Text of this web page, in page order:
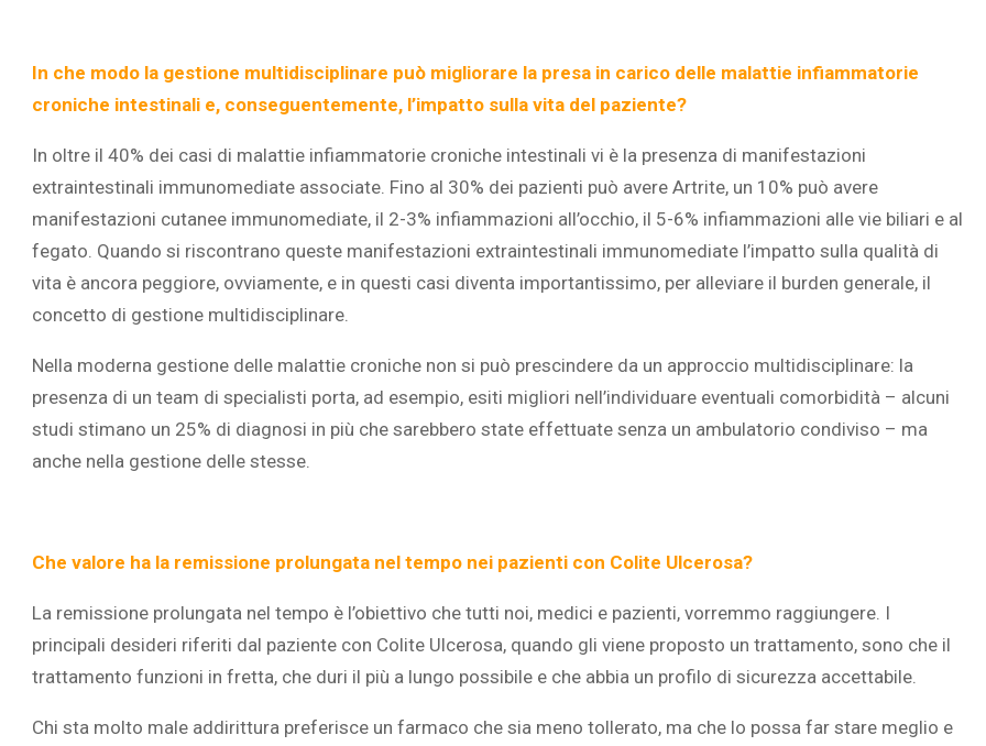
In che modo la gestione multidisciplinare può migliorare la presa in carico delle malattie infiammatorie
croniche intestinali e, conseguentemente, l’impatto sulla vita del paziente?
In oltre il 40% dei casi di malattie infiammatorie croniche intestinali vi è la presenza di manifestazioni
extraintestinali immunomediate associate. Fino al 30% dei pazienti può avere Artrite, un 10% può avere
manifestazioni cutanee immunomediate, il 2-3% infiammazioni all’occhio, il 5-6% infiammazioni alle vie biliari e al
fegato. Quando si riscontrano queste manifestazioni extraintestinali immunomediate l’impatto sulla qualità di
vita è ancora peggiore, ovviamente, e in questi casi diventa importantissimo, per alleviare il burden generale, il
concetto di gestione multidisciplinare.
Nella moderna gestione delle malattie croniche non si può prescindere da un approccio multidisciplinare: la
presenza di un team di specialisti porta, ad esempio, esiti migliori nell’individuare eventuali comorbidità – alcuni
studi stimano un 25% di diagnosi in più che sarebbero state effettuate senza un ambulatorio condiviso – ma
anche nella gestione delle stesse.
Che valore ha la remissione prolungata nel tempo nei pazienti con Colite Ulcerosa?
La remissione prolungata nel tempo è l’obiettivo che tutti noi, medici e pazienti, vorremmo raggiungere. I
principali desideri riferiti dal paziente con Colite Ulcerosa, quando gli viene proposto un trattamento, sono che il
trattamento funzioni in fretta, che duri il più a lungo possibile e che abbia un profilo di sicurezza accettabile.
Chi sta molto male addirittura preferisce un farmaco che sia meno tollerato, ma che lo possa far stare meglio e